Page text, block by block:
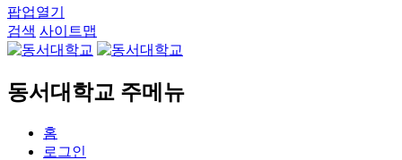
팝업열기
검색 사이트맵
동서대학교 주메뉴
홈
로그인